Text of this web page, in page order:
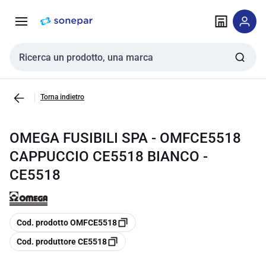
navigazione alla
Cerca input
Torna indietro
OMEGA FUSIBILI SPA - OMFCE5518
CAPPUCCIO CE5518 BIANCO -
CE5518
copia
Cod. prodotto OMFCE5518
copia
Cod. produttore CE5518